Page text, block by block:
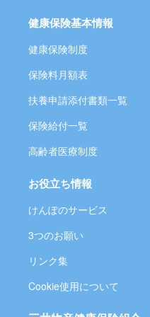
健康保険基本情報
健康保険制度
保険料月額表
扶養申請添付書類一覧
保険給付一覧
高齢者医療制度
お役立ち情報
けんぽのサービス
3つのお願い
リンク集
Cookie使用について